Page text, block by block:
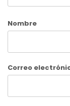
Nombre
Correo